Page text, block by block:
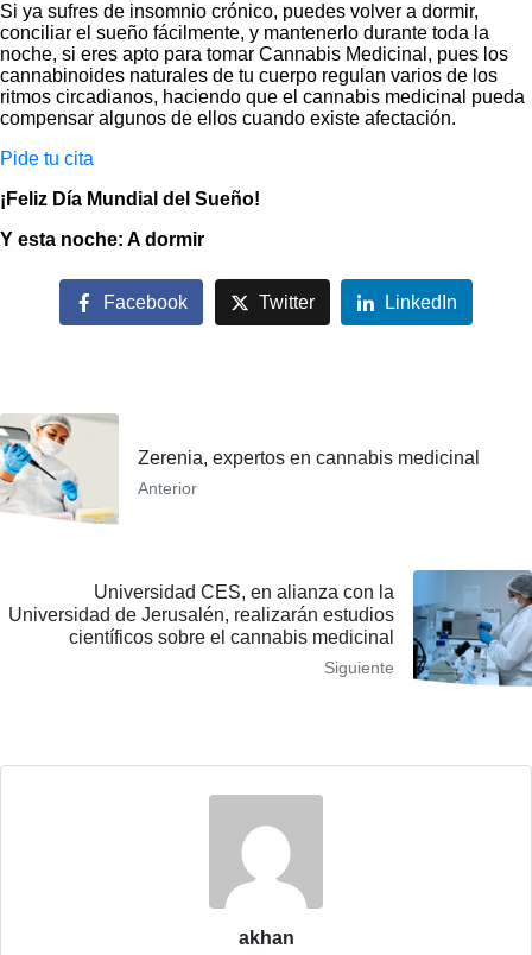
Si ya sufres de insomnio crónico, puedes volver a dormir,
conciliar el sueño fácilmente, y mantenerlo durante toda la
noche, si eres apto para tomar Cannabis Medicinal, pues los
cannabinoides naturales de tu cuerpo regulan varios de los
ritmos circadianos, haciendo que el cannabis medicinal pueda
compensar algunos de ellos cuando existe afectación.
Pide tu cita
¡Feliz Día Mundial del Sueño!
Y esta noche: A dormir
Facebook Twitter LinkedIn
Zerenia, expertos en cannabis medicinal
Anterior
Universidad CES, en alianza con la
Universidad de Jerusalén, realizarán estudios
científicos sobre el cannabis medicinal
Siguiente
akhan